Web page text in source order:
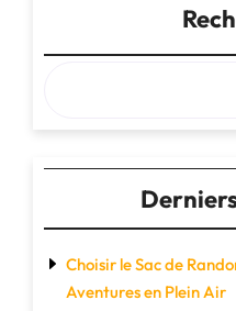
Choisir le Sac de
Aventures en Plein Air